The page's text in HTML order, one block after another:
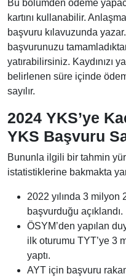
Bu bölümden ödeme
kartını kullanabilir.
başvuru kılavuzunda
başvurunuzu
yatırabilirsiniz. Kaydınızı
belirlenen süre içinde
sayılır.
2024 YKS’ye
YKS Başvuru
Bununla ilgili bir tahmin
istatistiklerine bakmakta
2022 yılında 3 milyon
başvurduğu açıklandı.
ÖSYM’den yapılan
ilk oturumu TYT’ye 3
yaptı.
AYT için başvuru